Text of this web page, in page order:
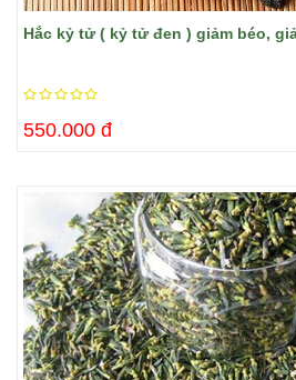
Hắc kỷ tử ( kỷ tử đen ) giảm béo,
550.000 đ